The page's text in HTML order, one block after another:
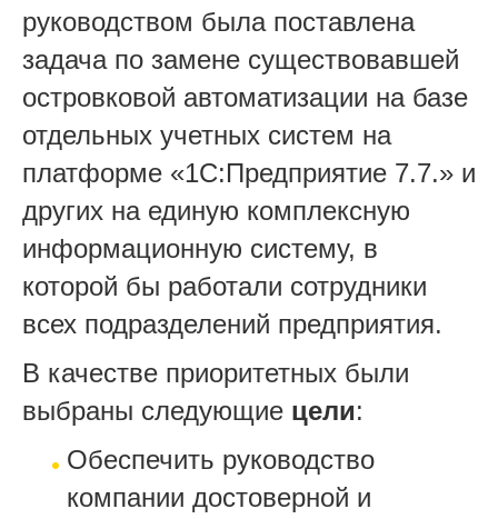
руководством была поставлена
задача по замене существовавшей
островковой автоматизации на базе
отдельных учетных систем на
платформе «1С:Предприятие 7.7.» и
других на единую комплексную
информационную систему, в
которой бы работали сотрудники
всех подразделений предприятия.
В качестве приоритетных были
выбраны следующие цели:
Обеспечить руководство
компании достоверной и